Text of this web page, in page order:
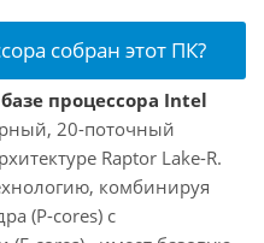
собран этот ПК?
процессора Intel
20-поточный
Raptor Lake-R.
комбинируя
(P-cores) с